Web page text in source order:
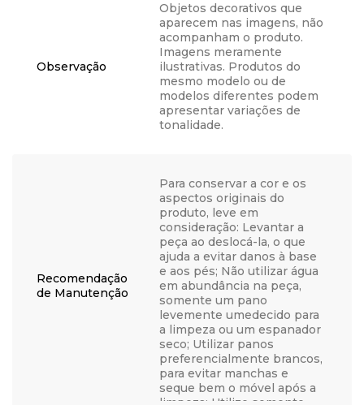
Observação
Objetos decorativos que
aparecem nas imagens, não
acompanham o produto.
Imagens meramente
ilustrativas. Produtos do
mesmo modelo ou de
modelos diferentes podem
apresentar variações de
tonalidade.
Recomendação
de Manutenção
Para conservar a cor e os
aspectos originais do
produto, leve em
consideração: Levantar a
peça ao deslocá-la, o que
ajuda a evitar danos à base
e aos pés; Não utilizar água
em abundância na peça,
somente um pano
levemente umedecido para
a limpeza ou um espanador
seco; Utilizar panos
preferencialmente brancos,
para evitar manchas e
seque bem o móvel após a